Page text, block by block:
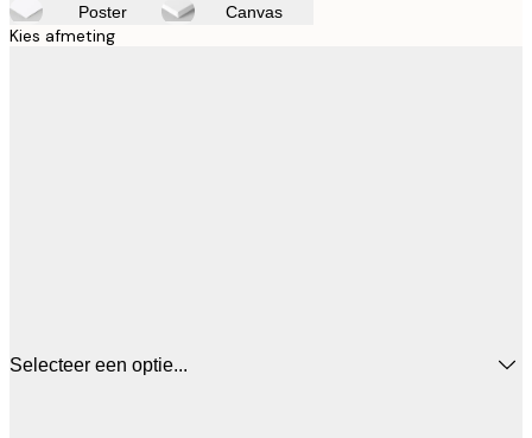
Poster Canvas
Kies afmeting
Selecteer een optie...